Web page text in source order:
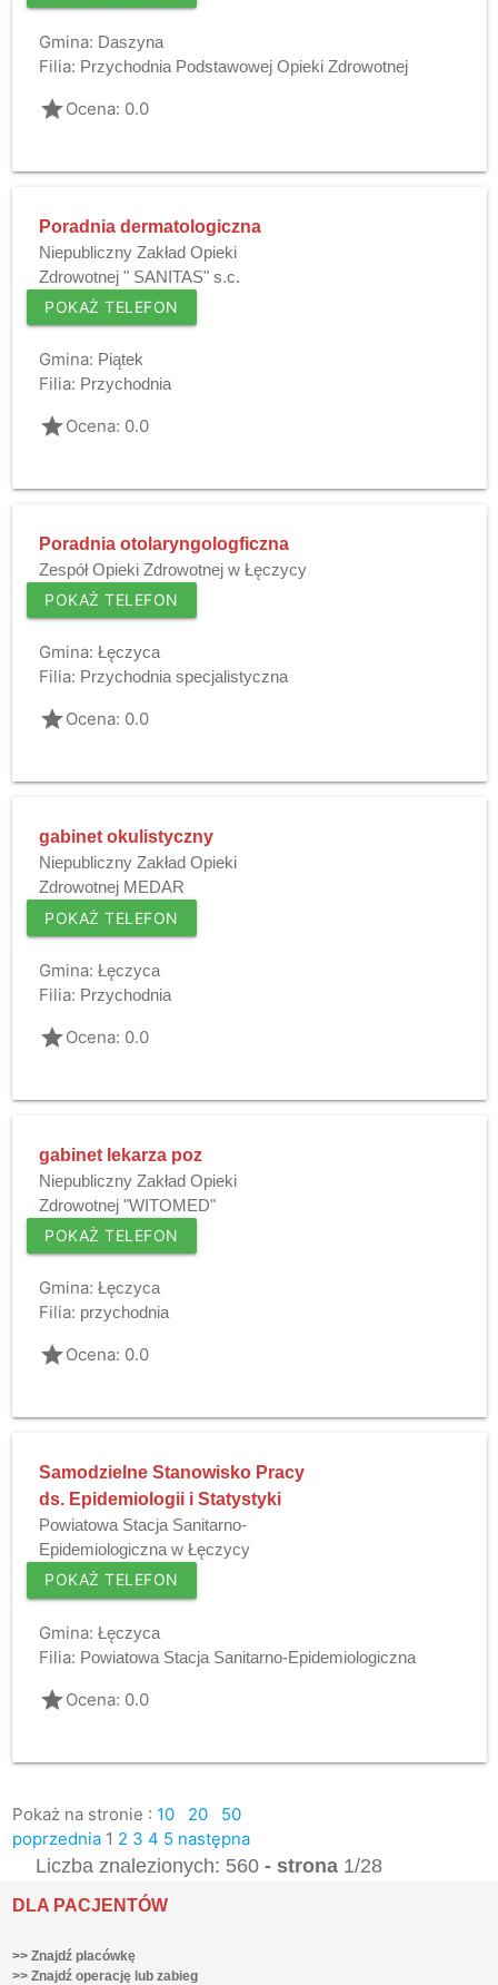
Gmina: Daszyna
Filia: Przychodnia Podstawowej Opieki Zdrowotnej
gradeOcena: 0.0
Poradnia dermatologiczna
Niepubliczny Zakład Opieki
Zdrowotnej " SANITAS" s.c.
POKAŻ TELEFON
Gmina: Piątek
Filia: Przychodnia
gradeOcena: 0.0
Poradnia otolaryngologficzna
Zespół Opieki Zdrowotnej w Łęczycy
POKAŻ TELEFON
Gmina: Łęczyca
Filia: Przychodnia specjalistyczna
gradeOcena: 0.0
gabinet okulistyczny
Niepubliczny Zakład Opieki
Zdrowotnej MEDAR
POKAŻ TELEFON
Gmina: Łęczyca
Filia: Przychodnia
gradeOcena: 0.0
gabinet lekarza poz
Niepubliczny Zakład Opieki
Zdrowotnej "WITOMED"
POKAŻ TELEFON
Gmina: Łęczyca
Filia: przychodnia
gradeOcena: 0.0
Samodzielne Stanowisko Pracy
ds. Epidemiologii i Statystyki
Powiatowa Stacja Sanitarno-
Epidemiologiczna w Łęczycy
POKAŻ TELEFON
Gmina: Łęczyca
Filia: Powiatowa Stacja Sanitarno-Epidemiologiczna
gradeOcena: 0.0
Pokaż na stronie : 10 20
50
poprzednia 1 2 3 4 5 następna
Liczba znalezionych: 560- strona 1/28
DLA PACJENTÓW
>> Znajdź placówkę
>> Znajdź operację lub zabieg